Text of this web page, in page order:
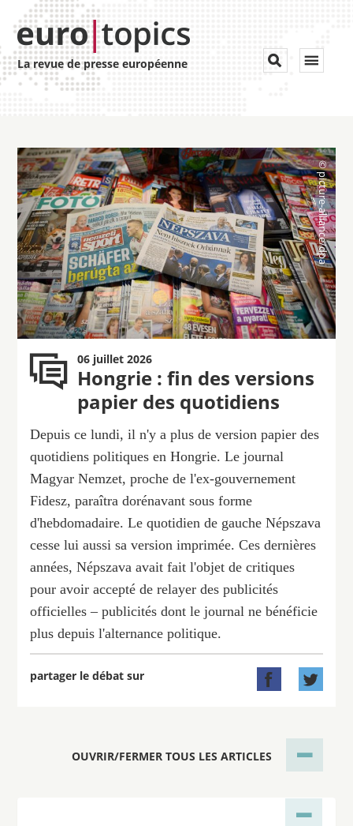
La revue de presse européenne Toggle


06 juillet 2026
Hongrie : fin des versions
papier des quotidiens
Depuis ce lundi, il n'y a plus de version papier des
quotidiens politiques en Hongrie. Le journal
Magyar Nemzet, proche de l'ex-gouvernement
Fidesz, paraîtra dorénavant sous forme
d'hebdomadaire. Le quotidien de gauche Népszava
cesse lui aussi sa version imprimée. Ces dernières
années, Népszava avait fait l'objet de critiques
pour avoir accepté de relayer des publicités
officielles – publicités dont le journal ne bénéficie
plus depuis l'alternance politique.
partager le débat sur  
OUVRIR/FERMER TOUS LES ARTICLES